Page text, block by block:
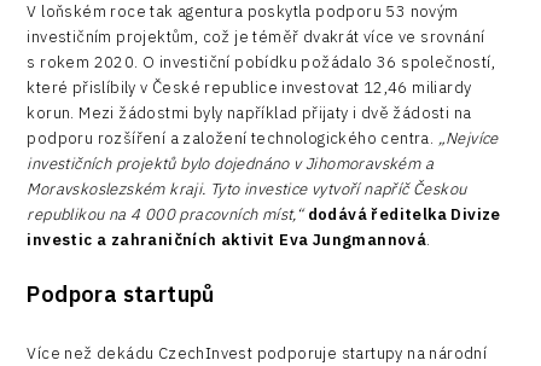
V loňském roce tak agentura poskytla podporu 53 novým
investičním projektům, což je téměř dvakrát více ve srovnání
s rokem 2020. O investiční pobídku požádalo 36 společností,
které přislíbily v České republice investovat 12,46 miliardy
korun. Mezi žádostmi byly například přijaty i dvě žádosti na
podporu rozšíření a založení technologického centra. „Nejvíce
investičních projektů bylo dojednáno v Jihomoravském a
Moravskoslezském kraji. Tyto investice vytvoří napříč Českou
republikou na 4 000 pracovních míst,“dodává ředitelka Divize
investic a zahraničních aktivit Eva Jungmannová.
Podpora startupů
Více než dekádu CzechInvest podporuje startupy na národní